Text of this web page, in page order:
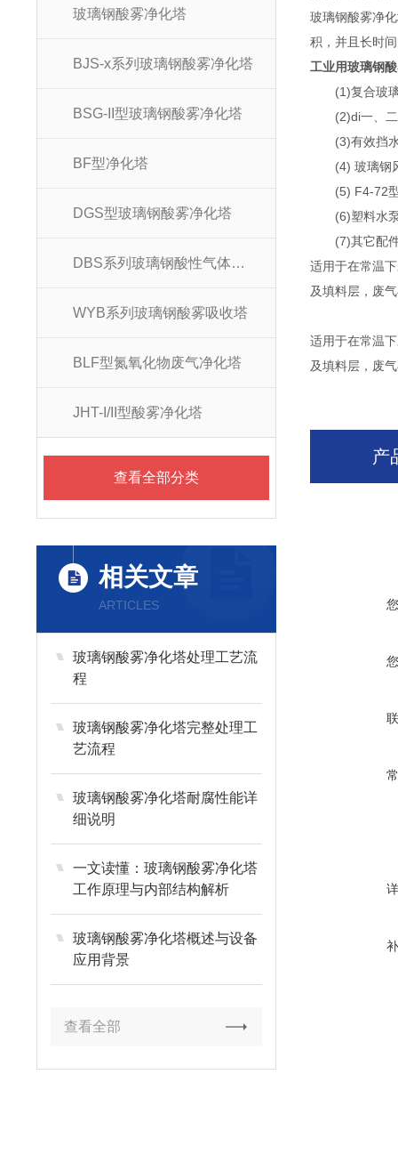
玻璃钢酸雾净化塔
BJS-x系列玻璃钢酸雾净化塔
BSG-II型玻璃钢酸雾净化塔
BF型净化塔
DGS型玻璃钢酸雾净化塔
DBS系列玻璃钢酸性气体吸收塔
WYB系列玻璃钢酸雾吸收塔
BLF型氮氧化物废气净化塔
JHT-I/II型酸雾净化塔
查看全部分类
相关文章
ARTICLES
玻璃钢酸雾净化塔处理工艺流
程
玻璃钢酸雾净化塔完整处理工
艺流程
玻璃钢酸雾净化塔耐腐性能详
细说明
一文读懂：玻璃钢酸雾净化塔
工作原理与内部结构解析
玻璃钢酸雾净化塔概述与设备
应用背景
查看全部
玻璃钢酸雾净
积，并且长时
工业用玻璃钢
(1)复合玻璃
(2)di一、二
(3)有效挡水
(4) 玻璃钢
(5) F4-72型
(6)塑料水泵
(7)其它配件
适用于在常温
及填料层，废
适用于在常温
及填料层，废
产